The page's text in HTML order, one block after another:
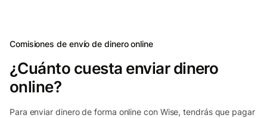
Comisiones de envío de dinero online
¿Cuánto cuesta enviar dinero
online?
Para enviar dinero de forma online con Wise, tendrás que pagar